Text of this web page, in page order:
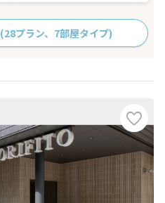
(28プラン、7部屋タイプ)